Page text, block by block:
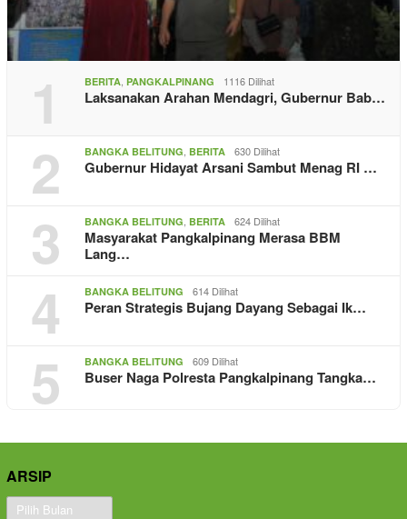
1 BERITA PANGKALPINANG 1116 Dilihat
Laksanakan Arahan Mendagri, Gubernur Bab…
2 BANGKA BELITUNG BERITA 630 Dilihat
Gubernur Hidayat Arsani Sambut Menag RI …
3 BANGKA BELITUNG BERITA 624 Dilihat
Masyarakat Pangkalpinang Merasa BBM
Lang…
4 BANGKA BELITUNG 614 Dilihat
Peran Strategis Bujang Dayang Sebagai Ik…
5 BANGKA BELITUNG 609 Dilihat
Buser Naga Polresta Pangkalpinang Tangka…
ARSIP
Arsip